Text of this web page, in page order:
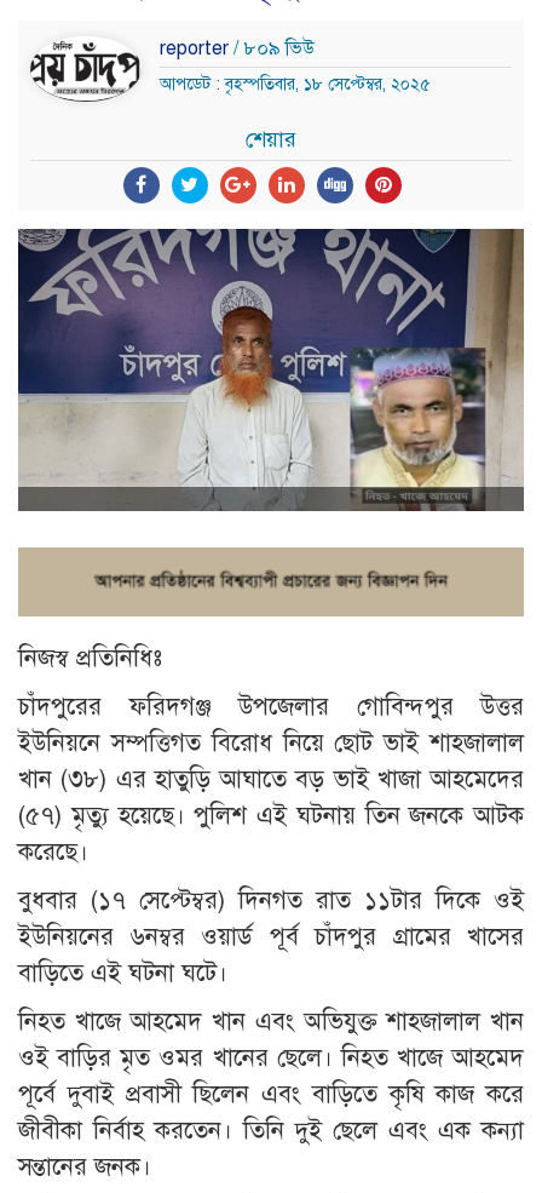
reporter / ৮০৯ ভিউ
আপডেট : বৃহস্পতিবার, ১৮ সেপ্টেম্বর, ২০২৫
শেয়ার
নিজস্ব প্রতিনিধিঃ
চাঁদপুরের ফরিদগঞ্জ উপজেলার গোবিন্দপুর উত্তর
ইউনিয়নে সম্পত্তিগত বিরোধ নিয়ে ছোট ভাই শাহজালাল
খান (৩৮) এর হাতুড়ি আঘাতে বড় ভাই খাজা আহমেদের
(৫৭) মৃত্যু হয়েছে। পুলিশ এই ঘটনায় তিন জনকে আটক
করেছে।
বুধবার (১৭ সেপ্টেম্বর) দিনগত রাত ১১টার দিকে ওই
ইউনিয়নের ৬নম্বর ওয়ার্ড পূর্ব চাঁদপুর গ্রামের খাসের
বাড়িতে এই ঘটনা ঘটে।
নিহত খাজে আহমেদ খান এবং অভিযুক্ত শাহজালাল খান
ওই বাড়ির মৃত ওমর খানের ছেলে। নিহত খাজে আহমেদ
পূর্বে দুবাই প্রবাসী ছিলেন এবং বাড়িতে কৃষি কাজ করে
জীবীকা নির্বাহ করতেন। তিনি দুই ছেলে এবং এক কন্যা
সন্তানের জনক।